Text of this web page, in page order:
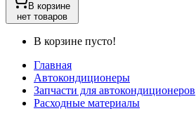
В корзине
нет товаров
В корзине пусто!
Главная
Автокондиционеры
Запчасти для автокондиционеров
Расходные материалы